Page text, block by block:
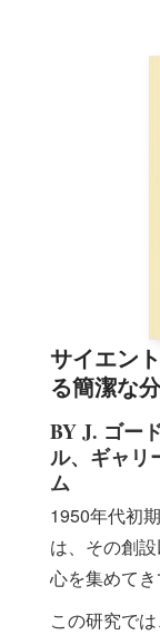
サイエン
る簡潔な
BY J. ゴー
ル、ギャリ
ム
1950年代初
は、その創
心を集めてき
この研究で